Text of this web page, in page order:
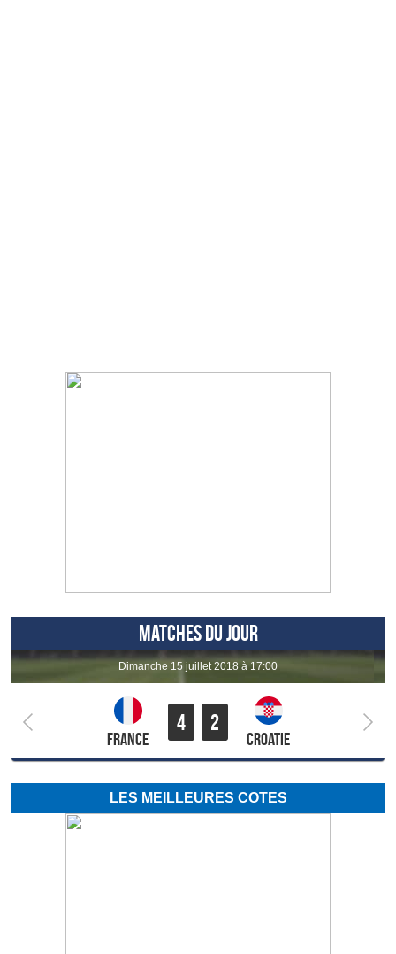
MATCHES DU JOUR
dimanche 15 juillet 2018 à 17:00
France
4 2
Croatie
LES MEILLEURES COTES